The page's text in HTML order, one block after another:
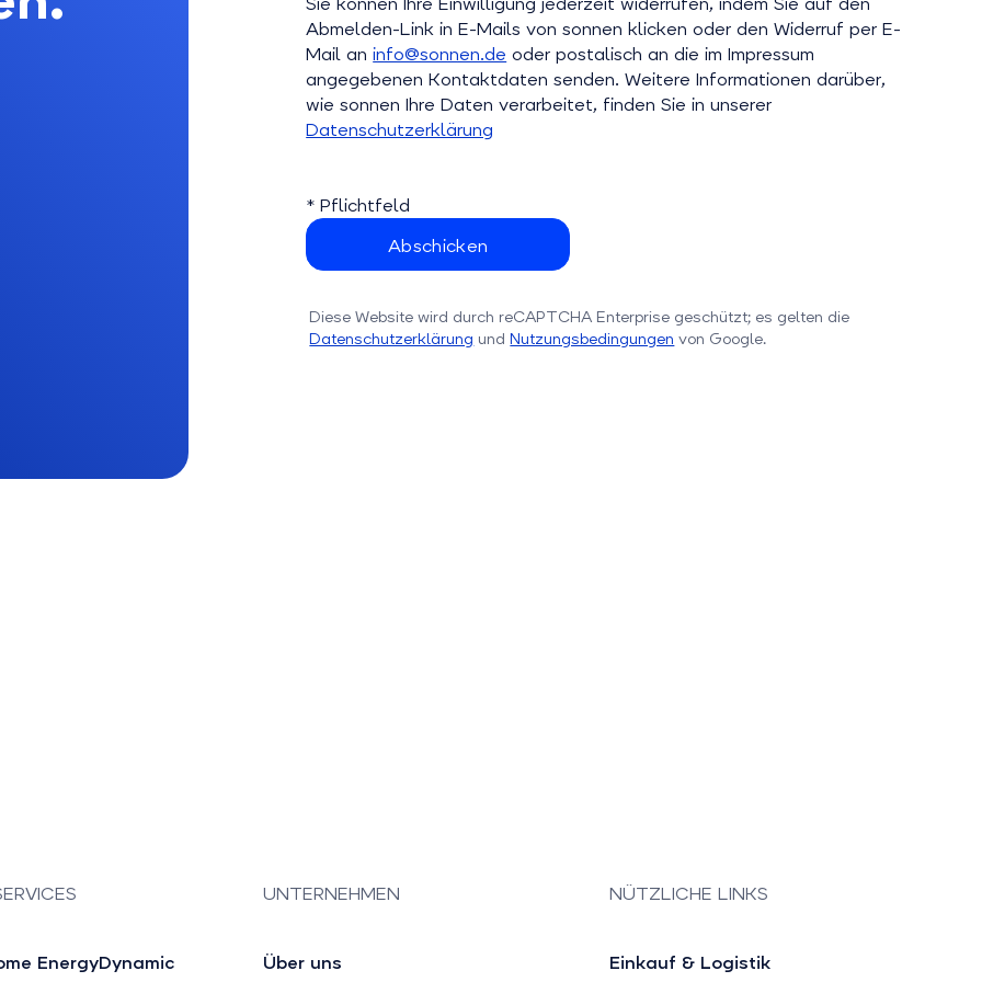
Sie können Ihre Einwilligung jederzeit widerrufen, indem Sie auf den
Abmelden-Link in E-Mails von sonnen klicken oder den Widerruf per E-
Mail aninfo@sonnen.de oder postalisch an die im Impressum
angegebenen Kontaktdaten senden. Weitere Informationen darüber,
wie sonnen Ihre Daten verarbeitet, finden Sie in unserer
Datenschutzerklärung
* Pflichtfeld
Diese Website wird durch reCAPTCHA Enterprise geschützt; es gelten die
Datenschutzerklärung undNutzungsbedingungen von Google.
EnergyDynamic
UNTERNEHMEN
Über uns
NÜTZLICHE LINKS
Einkauf & Logistik